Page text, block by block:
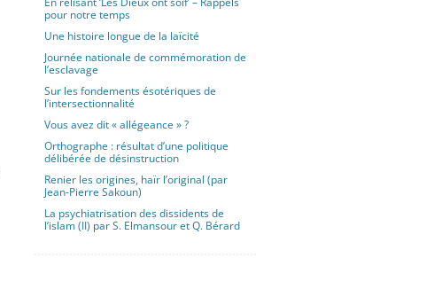
pour notre temps
Une histoire longue de la laïcité
Journée nationale de commémoration de
l’esclavage
Sur les fondements ésotériques de
l’intersectionnalité
Vous avez dit « allégeance » ?
Orthographe : résultat d’une politique
délibérée de désinstruction
Renier les origines, haïr l’original (par
Jean-Pierre Sakoun)
La psychiatrisation des dissidents de
l’islam (II) par S. Elmansour et Q. Bérard